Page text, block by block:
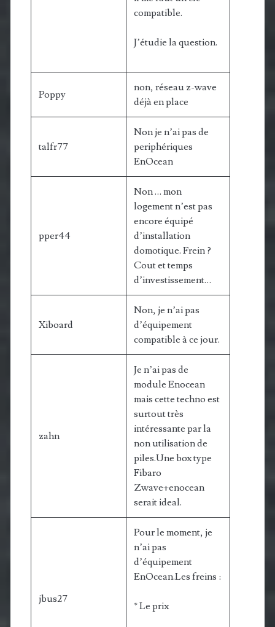
compatible.
J’étudie la question.
Poppy
non, réseau z-wave
déjà en place
talfr77
Non je n’ai pas de
periphériques
EnOcean
pper44
Non … mon
logement n’est pas
encore équipé
d’installation
domotique. Frein ?
Cout et temps
d’investissement…
Xiboard
Non, je n’ai pas
d’équipement
compatible à ce jour.
zahn
Je n’ai pas de
module Enocean
mais cette techno est
surtout très
intéressante par la
non utilisation de
piles.Une box type
Fibaro
Zwave+enocean
serait ideal.
jbus27
Pour le moment, je
n’ai pas
d’équipement
EnOcean.Les freins :
* Le prix